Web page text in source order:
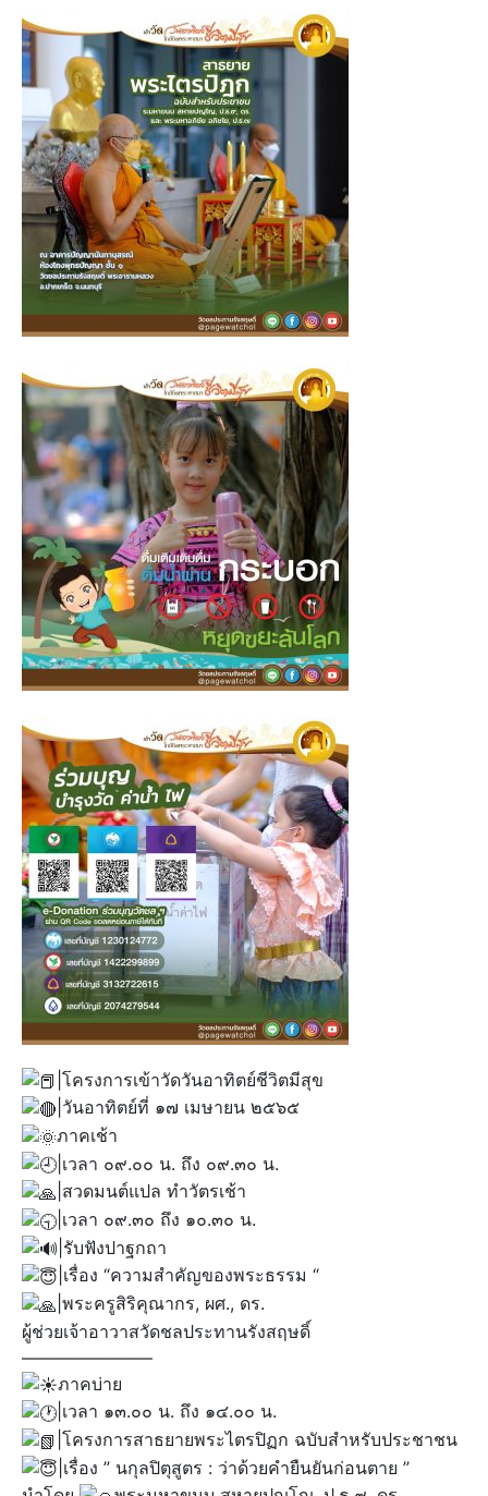
|โครงการเข้าวัดวันอาทิตย์ชีวิตมีสุข
|วันอาทิตย์ที่ ๑๗ เมษายน ๒๕๖๕
ภาคเช้า
|เวลา ๐๙.๐๐ น. ถึง ๐๙.๓๐ น.
|สวดมนต์แปล ทำวัตรเช้า
|เวลา ๐๙.๓๐ ถึง ๑๐.๓๐ น.
|รับฟังปาฐกถา
|เรื่อง “ความสำคัญของพระธรรม “
|พระครูสิริคุณากร, ผศ., ดร.
ผู้ช่วยเจ้าอาวาสวัดชลประทานรังสฤษดิ์
———————–
ภาคบ่าย
|เวลา ๑๓.๐๐ น. ถึง ๑๔.๐๐ น.
|โครงการสาธยายพระไตรปิฏก ฉบับสำหรับประชาชน
|เรื่อง ” นกุลปิตุสูตร : ว่าด้วยคำยืนยันก่อนตาย ”